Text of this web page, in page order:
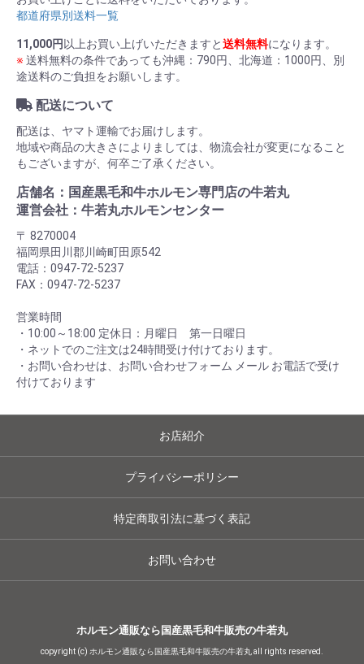
都道府県別送料一覧
11,000円 以上お買い上げいただきますと送料無料になります。
※ 送料無料の条件であっても沖縄：790円、北海道：1000円、別
途送料のご負担をお願いします。
配送について
配送は、ヤマト運輸でお届けします。
地域や商品の大きさによりましては、物流会社が変更になること
もございますが、何卒ご了承ください。
店舗名：国産黒毛和牛ホルモン専門店の牛若丸
運営会社：牛若丸ホルモンセンター
〒 8270004
福岡県田川郡川崎町田原542
電話：0947-72-5237
FAX：0947-72-5237
営業時間
・10:00～18:00 定休日：月曜日 第一日曜日
・ネットでのご注文は24時間受け付けております。
・お問い合わせは、お問い合わせフォーム メール お電話で受け
付けております
お店紹介
プライバシーポリシー
特定商取引法に基づく表記
お問い合わせ
ホルモン通販なら国産黒毛和牛販売の牛若丸
copyright (c) ホルモン通販なら国産黒毛和牛販売の牛若丸 all rights reserved.